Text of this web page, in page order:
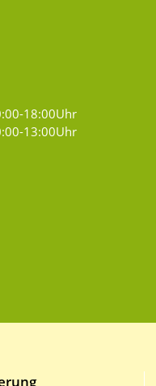
18:00Uhr
13:00Uhr